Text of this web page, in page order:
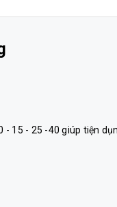
15 - 25 -40 giúp tiện